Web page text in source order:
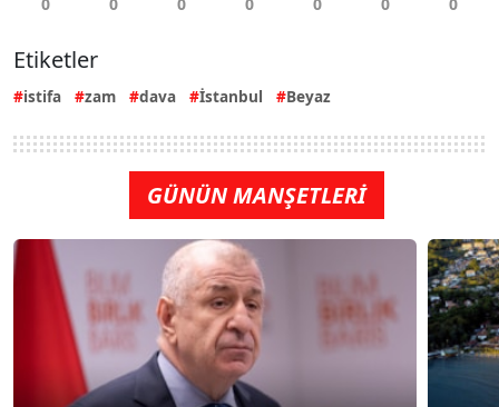
Etiketler
istifa zam dava İstanbul Beyaz
GÜNÜN MANŞETLERİ